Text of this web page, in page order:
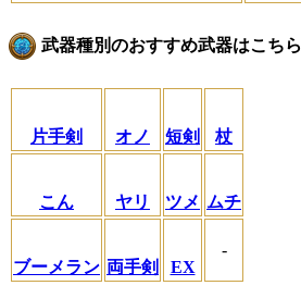
武器種別のおすすめ武器はこちら
片手剣 オノ 短剣 杖
こん ヤリ ツメ ムチ
ブーメラン 両手剣 EX
-